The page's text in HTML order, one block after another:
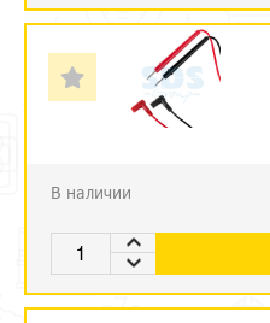
В наличии